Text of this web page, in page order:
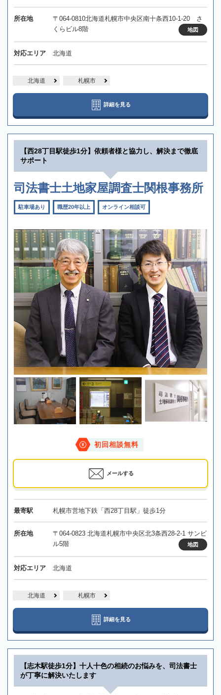
所在地
〒064-0810北海道札幌市中央区南十条西10-1-20 さ
くらビル8階
地図
対応エリア 北海道
北海道 札幌市
詳細を見る
【西28丁目駅徒歩1分】依頼者様と協力し、解決まで徹底
サポート
司法書士土地家屋調査士関根事務所
駐車場あり 職歴20年以上 オンライン相談可
初回相談無料
メールする
最寄駅 札幌市営地下鉄「西28丁目駅」徒歩1分
所在地
〒064-0823 北海道札幌市中央区北3条西28-2-1 サンビ
ル5階
地図
対応エリア 北海道
北海道 札幌市
詳細を見る
【志木駅徒歩1分】十人十色の相続のお悩みを、司法書士
が丁寧に解決いたします